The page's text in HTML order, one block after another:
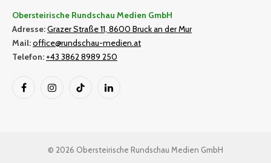
Obersteirische Rundschau Medien GmbH
Adresse:Grazer Straße 11, 8600 Bruck an der Mur
Mail:office@rundschau-medien.at
Telefon: +43 3862 8989 250
FacebookInstagramTikTok LinkedIn
© 2026 Obersteirische Rundschau Medien GmbH